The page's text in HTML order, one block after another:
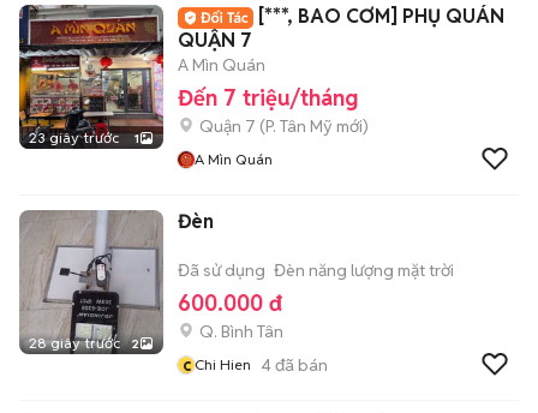
23 giây trước 1
[***, BAO CƠM] PHỤ QUÁN
QUẬN 7
A Mìn Quán
Đến 7 triệu/tháng
Quận 7 (P. Tân Mỹ mới)
A Mìn Quán
28 giây trước 2
Đèn
Đã sử dụng Đèn năng lượng mặt trời
600.000 đ
Q. Bình Tân
c Chi Hien 4đã bán